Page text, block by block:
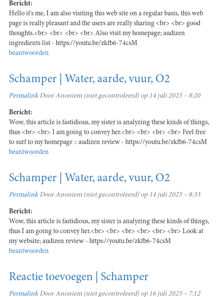
Bericht:
Hello it's me, I am also visiting this web site on a regular basis, this web
page is really pleasant and the users are really sharing <br> <br> good
thoughts.<br> <br> <br> <br> Also visit my homepage; audizen
ingredients list - https://youtu.be/zkfb6-74csM
beantwoorden
Schamper | Water, aarde, vuur, O2
PermalinkDoorAnoniem (niet gecontroleerd) op 14 juli 2025 – 8:20
Bericht:
Wow, this article is fastidious, my sister is analyzing these kinds of things,
thus <br> <br> I am going to convey her.<br> <br> <br> <br> Feel free
to surf to my homepage :: audizen review - https://youtu.be/zkfb6-74csM
beantwoorden
Schamper | Water, aarde, vuur, O2
PermalinkDoorAnoniem (niet gecontroleerd) op 14 juli 2025 – 8:33
Bericht:
Wow, this article is fastidious, my sister is analyzing these kinds of things,
thus I am going to convey her.<br> <br> <br> <br> <br> <br> Look at
my website; audizen review - https://youtu.be/zkfb6-74csM
beantwoorden
Reactie toevoegen | Schamper
PermalinkDoorAnoniem (niet gecontroleerd) op 16 juli 2025 – 7:12